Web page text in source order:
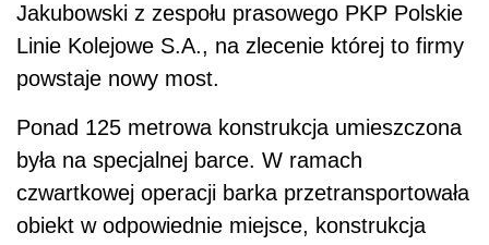
Jakubowski z zespołu prasowego PKP Polskie
Linie Kolejowe S.A., na zlecenie której to firmy
powstaje nowy most.
Ponad 125 metrowa konstrukcja umieszczona
była na specjalnej barce. W ramach
czwartkowej operacji barka przetransportowała
obiekt w odpowiednie miejsce, konstrukcja